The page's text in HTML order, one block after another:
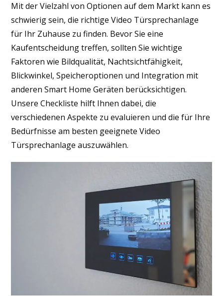
Mit der Vielzahl von Optionen auf dem Markt kann es
schwierig sein, die richtige Video Türsprechanlage
für Ihr Zuhause zu finden. Bevor Sie eine
Kaufentscheidung treffen, sollten Sie wichtige
Faktoren wie Bildqualität, Nachtsichtfähigkeit,
Blickwinkel, Speicheroptionen und Integration mit
anderen Smart Home Geräten berücksichtigen.
Unsere Checkliste hilft Ihnen dabei, die
verschiedenen Aspekte zu evaluieren und die für Ihre
Bedürfnisse am besten geeignete Video
Türsprechanlage auszuwählen.